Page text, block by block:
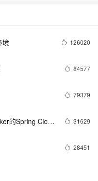
境 126020
84577
79379
的Spring Cloud
31629
28451
式商用：成本仅